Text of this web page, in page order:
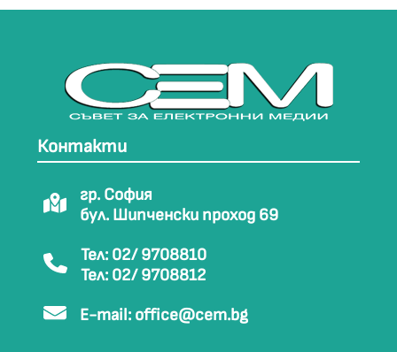
Контакти
гр. София
бул. Шипченски проход 69
Тел: 02/ 9708810
Тел: 02/ 9708812
E-mail: office@cem.bg